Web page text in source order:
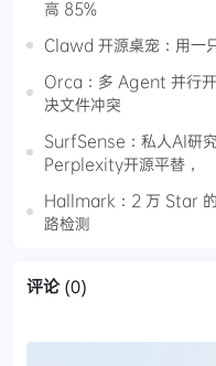
高 85%
Clawd 开源桌宠：用一
Orca：多 Agent 并行
决文件冲突
SurfSense：私人AI研
Perplexity开源平替，
Hallmark：2 万 Star
路检测
评论 (0)